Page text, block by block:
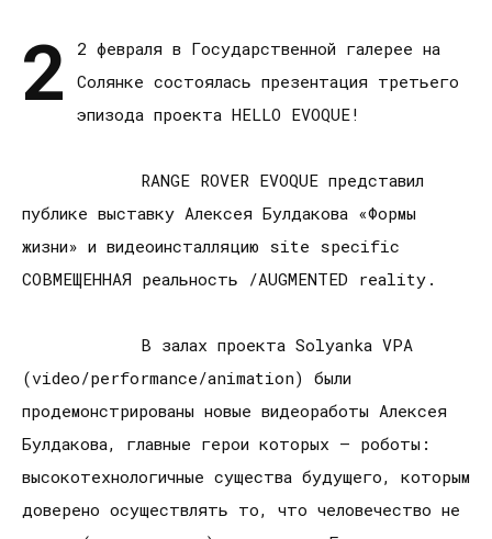
2
2 февраля в Государственной галерее на
Солянке состоялась презентация третьего
эпизода проекта HELLO EVOQUE!
RANGE ROVER EVOQUE представил
публике выставку Алексея Булдакова «Формы
жизни» и видеоинсталляцию site specific
СОВМЕЩЕННАЯ реальность /AUGMENTED reality.
В залах проекта Solyanka VPA
(video/performance/animation) были
продемонстрированы новые видеоработы Алексея
Булдакова, главные герои которых – роботы:
высокотехнологичные существа будущего, которым
доверено осуществлять то, что человечество не